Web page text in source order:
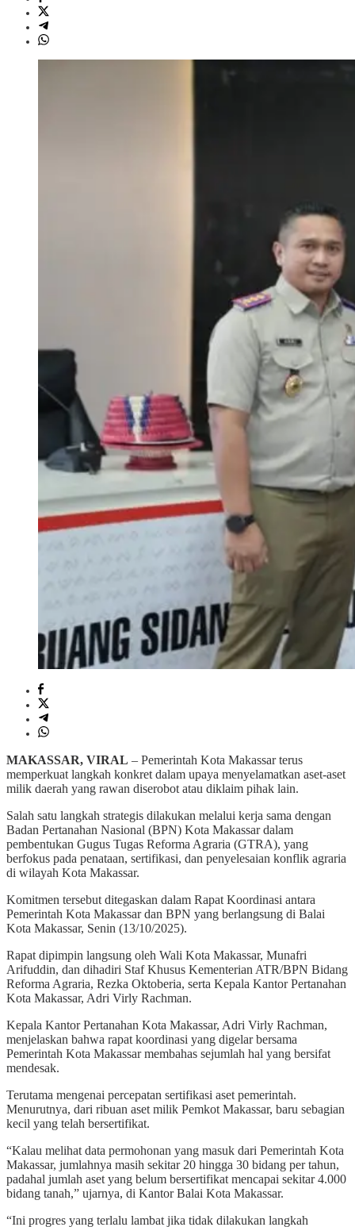
MAKASSAR, VIRAL – Pemerintah Kota Makassar terus
memperkuat langkah konkret dalam upaya menyelamatkan aset-aset
milik daerah yang rawan diserobot atau diklaim pihak lain.
Salah satu langkah strategis dilakukan melalui kerja sama dengan
Badan Pertanahan Nasional (BPN) Kota Makassar dalam
pembentukan Gugus Tugas Reforma Agraria (GTRA), yang
berfokus pada penataan, sertifikasi, dan penyelesaian konflik agraria
di wilayah Kota Makassar.
Komitmen tersebut ditegaskan dalam Rapat Koordinasi antara
Pemerintah Kota Makassar dan BPN yang berlangsung di Balai
Kota Makassar, Senin (13/10/2025).
Rapat dipimpin langsung oleh Wali Kota Makassar, Munafri
Arifuddin, dan dihadiri Staf Khusus Kementerian ATR/BPN Bidang
Reforma Agraria, Rezka Oktoberia, serta Kepala Kantor Pertanahan
Kota Makassar, Adri Virly Rachman.
Kepala Kantor Pertanahan Kota Makassar, Adri Virly Rachman,
menjelaskan bahwa rapat koordinasi yang digelar bersama
Pemerintah Kota Makassar membahas sejumlah hal yang bersifat
mendesak.
Terutama mengenai percepatan sertifikasi aset pemerintah.
Menurutnya, dari ribuan aset milik Pemkot Makassar, baru sebagian
kecil yang telah bersertifikat.
“Kalau melihat data permohonan yang masuk dari Pemerintah Kota
Makassar, jumlahnya masih sekitar 20 hingga 30 bidang per tahun,
padahal jumlah aset yang belum bersertifikat mencapai sekitar 4.000
bidang tanah,” ujarnya, di Kantor Balai Kota Makassar.
“Ini progres yang terlalu lambat jika tidak dilakukan langkah